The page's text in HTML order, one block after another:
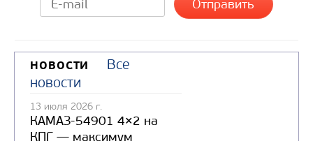
Производитель
Экологический класс
Грузоподъемность, кг
Вместимость кузова, м3
НОВОСТИ
Все
новости
13 июля 2026 г.
КАМАЗ-54901 4×2 на
КПГ — максимум